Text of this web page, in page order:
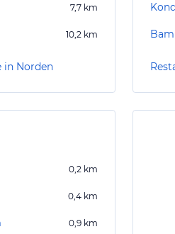
7,7 km
10,2 km
in Norden
0,2 km
0,4 km
0,9 km